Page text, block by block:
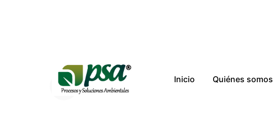
Inicio Quiénes somos